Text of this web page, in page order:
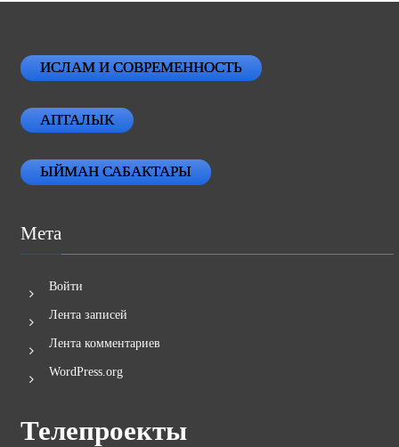
ИСЛАМ И СОВРЕМЕННОСТЬ
АПТАЛЫК
ЫЙМАН САБАКТАРЫ
Мета
Войти
Лента записей
Лента комментариев
WordPress.org
Телепроекты